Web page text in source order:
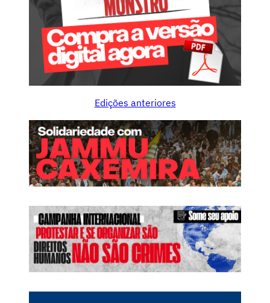
Edições anteriores